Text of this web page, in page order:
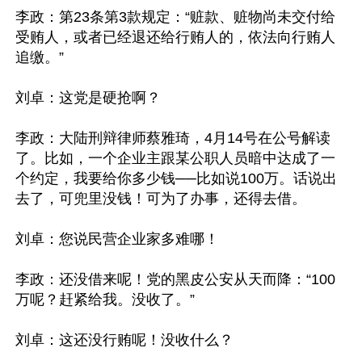
李政：第23条第3款规定：“赃款、赃物尚未交付给
受贿人，或者已经退还给行贿人的，依法向行贿人
追缴。”
刘卓：这党是硬抢啊？
李政：大陆刑辩律师蔡雅琦，4月14号在公号解读
了。比如，一个企业主跟某公职人员暗中达成了一
个约定，我要给你多少钱──比如说100万。话说出
去了，可兜里没钱！可为了办事，还得去借。
刘卓：您说民营企业家多难哪！
李政：还没借来呢！党的黑皮公安从天而降：“100
万呢？赶紧给我。没收了。”
刘卓：这还没行贿呢！没收什么？